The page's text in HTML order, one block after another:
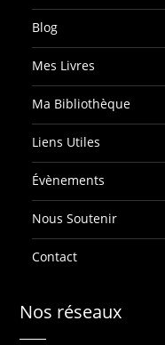
Blog
Mes Livres
Ma Bibliothèque
Liens Utiles
Évènements
Nous Soutenir
Contact
Nos réseaux